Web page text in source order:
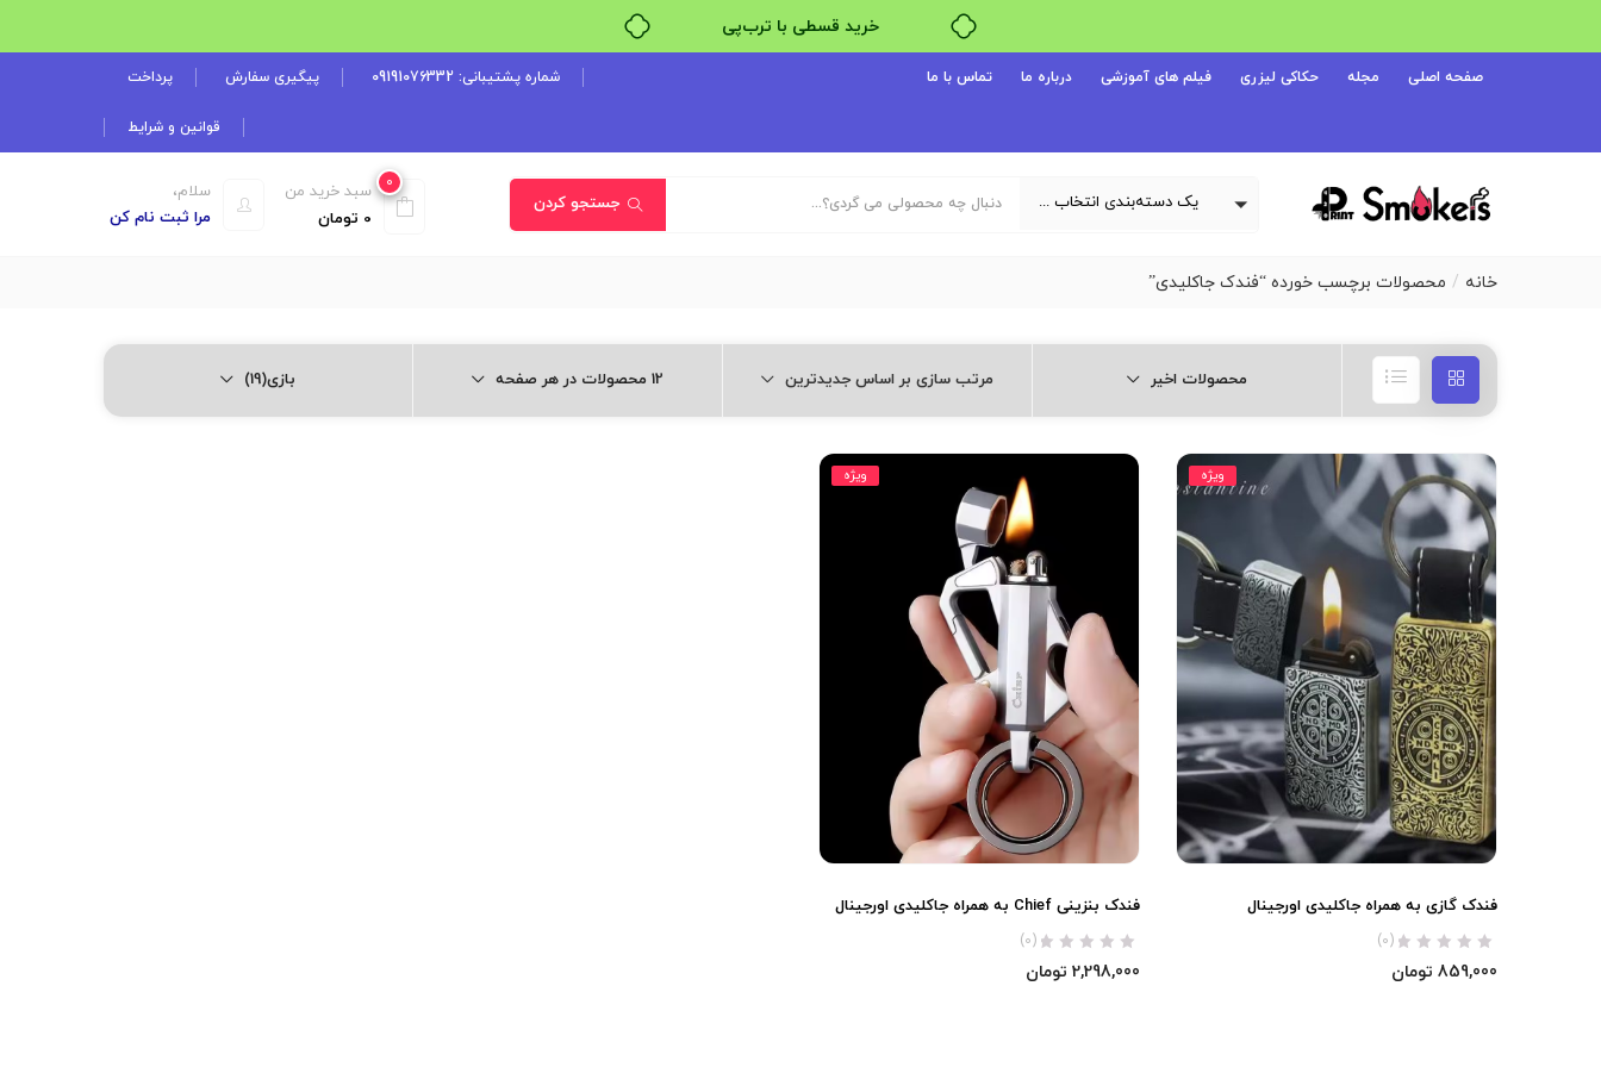
خرید قسطی با ترب‌پی
صفحه اصلی مجله حکاکی لیزری فیلم های آموزشی درباره ما تماس با ما شماره پشتیبانی: 09191076332 پیگیری سفارش پرداخت
قوانین و شرایط
یک دسته‌بندی انتخاب کنید جستجو کردن
سلام،
مرا ثبت نام کن
0
سبد خرید من
0 تومان
خانه محصولات برچسب خورده “فندک جاکلیدی”
محصولات اخیر مرتب سازی بر اساس جدیدترین 12 محصولات در هر صفحه بازی(19)
ویژه
فندک گازی به همراه جاکلیدی اورجینال
(0)
859,000 تومان
ویژه
فندک بنزینی Chief به همراه جاکلیدی اورجینال
(0)
2,298,000 تومان